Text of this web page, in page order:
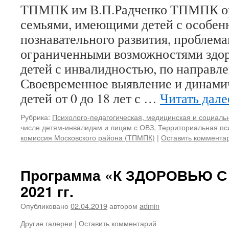
ТПМПК им В.П.Радченко ТПМПК
семьями, имеющими детей с
познавательного развития,
ограниченными возможностями
детей с инвалидностью, по
Своевременное выявление и
детей от 0 до 18 лет с … Читать
Рубрика: Психолого-педагогическая, медицинская и
числе детям-инвалидам и лицам с ОВЗ, Территориальная
комиссия Московского района (ТПМПК) | Оставить
Программа «К ЗДОРОВЬЮ С
2021 гг.
Опубликовано 02.04.2019автором admin
Другие галереи | Оставить комментарий